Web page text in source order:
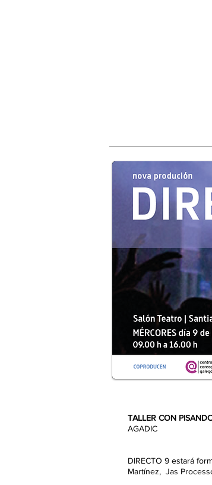
TALLER CON
AGADIC
DIRECTO 9 estará
Martínez, Jas